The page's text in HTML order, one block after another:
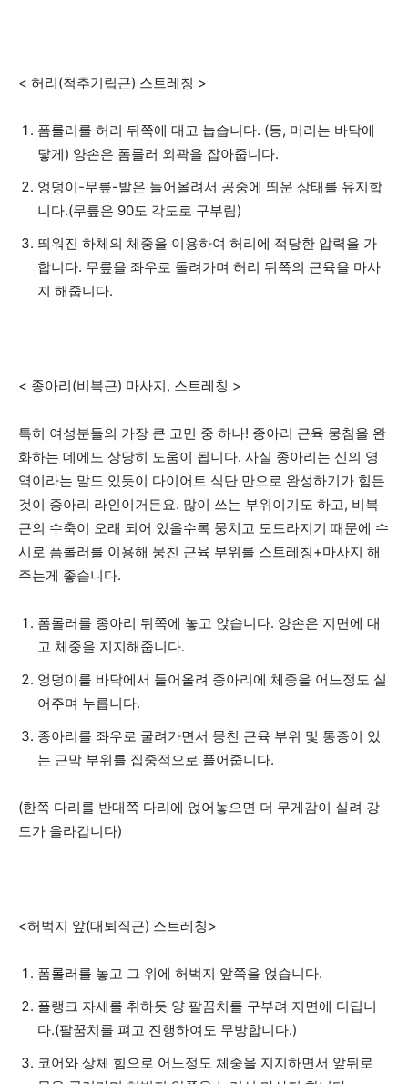
< 허리(척추기립근) 스트레칭 >
폼롤러를 허리 뒤쪽에 대고 눕습니다. (등, 머리는 바닥에
닿게) 양손은 폼롤러 외곽을 잡아줍니다.
엉덩이-무릎-발은 들어올려서 공중에 띄운 상태를 유지합
니다.(무릎은 90도 각도로 구부림)
띄워진 하체의 체중을 이용하여 허리에 적당한 압력을 가
합니다. 무릎을 좌우로 돌려가며 허리 뒤쪽의 근육을 마사
지 해줍니다.
< 종아리(비복근) 마사지, 스트레칭 >
특히 여성분들의 가장 큰 고민 중 하나! 종아리 근육 뭉침을 완
화하는 데에도 상당히 도움이 됩니다. 사실 종아리는 신의 영
역이라는 말도 있듯이 다이어트 식단 만으로 완성하기가 힘든
것이 종아리 라인이거든요. 많이 쓰는 부위이기도 하고, 비복
근의 수축이 오래 되어 있을수록 뭉치고 도드라지기 때문에 수
시로 폼롤러를 이용해 뭉친 근육 부위를 스트레칭+마사지 해
주는게 좋습니다.
폼롤러를 종아리 뒤쪽에 놓고 앉습니다. 양손은 지면에 대
고 체중을 지지해줍니다.
엉덩이를 바닥에서 들어올려 종아리에 체중을 어느정도 실
어주며 누릅니다.
종아리를 좌우로 굴려가면서 뭉친 근육 부위 및 통증이 있
는 근막 부위를 집중적으로 풀어줍니다.
(한쪽 다리를 반대쪽 다리에 얹어놓으면 더 무게감이 실려 강
도가 올라갑니다)
<허벅지 앞(대퇴직근) 스트레칭>
폼롤러를 놓고 그 위에 허벅지 앞쪽을 얹습니다.
플랭크 자세를 취하듯 양 팔꿈치를 구부려 지면에 디딥니
다.(팔꿈치를 펴고 진행하여도 무방합니다.)
코어와 상체 힘으로 어느정도 체중을 지지하면서 앞뒤로